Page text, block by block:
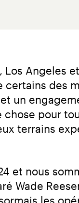
Angeles
certains des
un
pour
terrains
et nous
Wade
les